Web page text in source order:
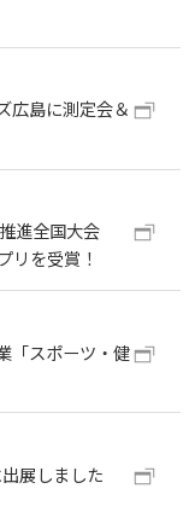
2019年度保健医
営・看護）
2019年度心理・
度以前入学生）
対象）
年度入学生）
以前入学生）
年度入学生）
～2023年度入
年度以前入学
ィティ）
及び教育内容等の
検・評価報告書
類・履行状況報
概要
アウト）
ース
東広島
募集
の団体様）
ー
広島に測定会＆
進全国大会
リを受賞！
「スポーツ・健
展しました